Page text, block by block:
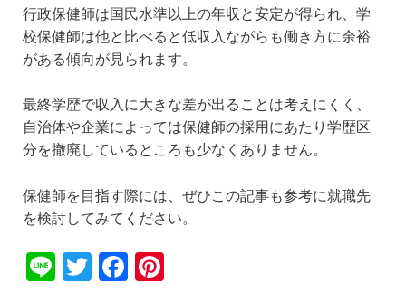
行政保健師は国民水準以上の年収と安定が得られ、学
校保健師は他と比べると低収入ながらも働き方に余裕
がある傾向が見られます。
最終学歴で収入に大きな差が出ることは考えにくく、
自治体や企業によっては保健師の採用にあたり学歴区
分を撤廃しているところも少なくありません。
保健師を目指す際には、ぜひこの記事も参考に就職先
を検討してみてください。
Li
T
F